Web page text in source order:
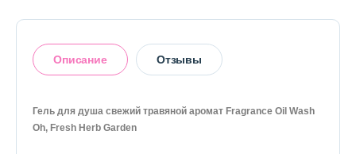
+7 (996) 962 69 66
Описание Отзывы
Гель для душа свежий травяной аромат Fragrance Oil Wash
Oh, Fresh Herb Garden